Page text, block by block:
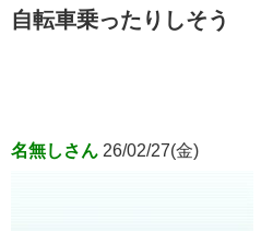
自転車乗ったりしそう
名無しさん 26/02/27(金)